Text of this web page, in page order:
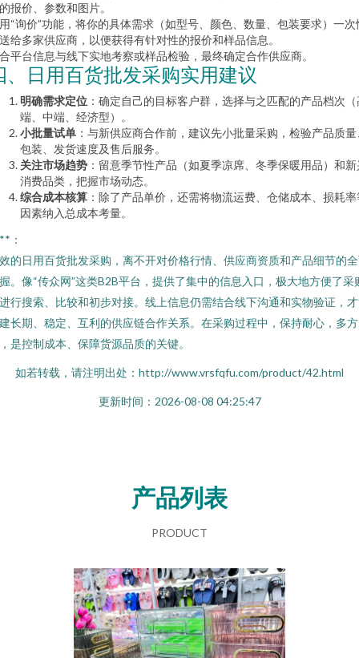
报价、参数和图片。
“询价”功能，将你的具体需求（如型号、颜色、数量、包装要求）一次
给多家供应商，以便获得有针对性的报价和样品信息。
平台信息与线下实地考察或样品检验，最终确定合作供应商。
、日用百货批发采购实用建议
明确需求定位 ：确定自己的目标客户群，选择与之匹配的产品档次（
端、中端、经济型）。
小批量试单 ：与新供应商合作前，建议先小批量采购，检验产品质量
包装、发货速度及售后服务。
关注市场趋势 ：留意季节性产品（如夏季凉席、冬季保暖用品）和新
消费品类，把握市场动态。
综合成本核算 ：除了产品单价，还需将物流运费、仓储成本、损耗率
因素纳入总成本考量。
：
的日用百货批发采购，离不开对价格行情、供应商资质和产品细节的
。像“传众网”这类B2B平台，提供了集中的信息入口，极大地方便了采
行搜索、比较和初步对接。线上信息仍需结合线下沟通和实物验证，
长期、稳定、互利的供应链合作关系。在采购过程中，保持耐心，多
是控制成本、保障货源品质的关键。
如若转载，请注明出处：http://www.vrsfqfu.com/product/42.html
更新时间：2026-08-08 04:25:47
产品列表
PRODUCT